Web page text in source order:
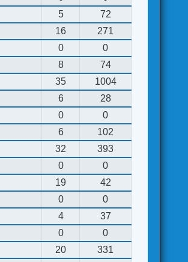
5
72
16
271
0
0
8
74
35
1004
6
28
0
0
6
102
32
393
0
0
19
42
0
0
4
37
0
0
20
331